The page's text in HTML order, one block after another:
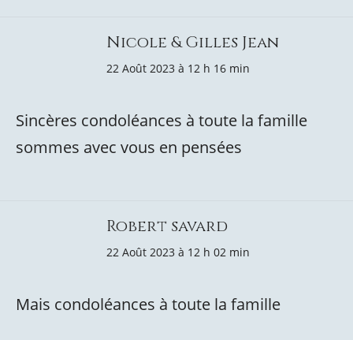
Nicole & Gilles Jean
22 Août 2023 à 12 h 16 min
Sincères condoléances à toute la famille
sommes avec vous en pensées
Robert savard
22 Août 2023 à 12 h 02 min
Mais condoléances à toute la famille